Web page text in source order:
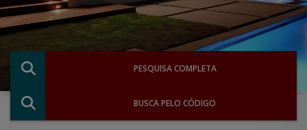
PESQUISA COMPLETA
BUSCA PELO CÓDIGO